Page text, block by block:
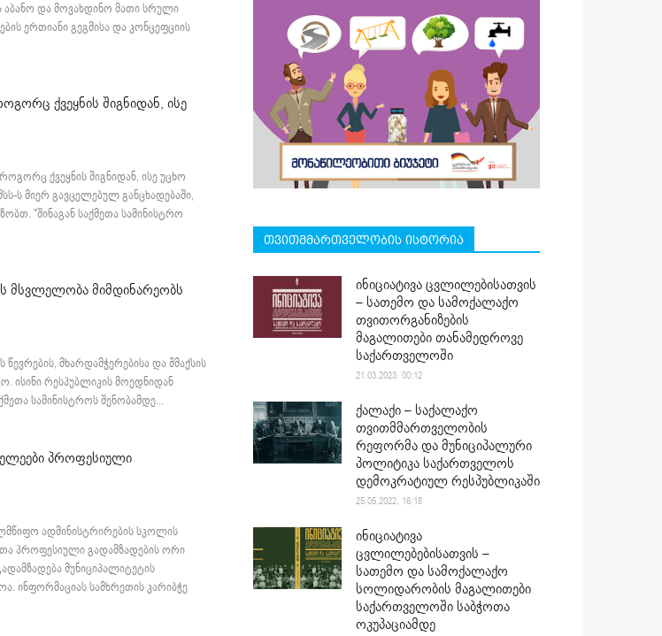
და მოვახდინო მათი სრული
ერთიანი გეგმისა და კონცეფციის
ქვეყნის შიგნიდან, ისე
ქვეყნის შიგნიდან, ისე უცხო
ს მიერ გავცელებულ განცხადებაში,
"შინაგან საქმეთა სამინისტრო
მსვლელობა მიმდინარეობს
მხარდამჭერებისა და შმაქსის
ისინი რესპუბლიკის მოედნიდან
სამინისტროს შენობამდე...
პროფესიული
ადმინისტრირების სკოლის
პროფესიული გადამზადების ორი
მუნიციპალიტეტის
ინფორმაციას სამხრეთის კარიბჭე
თვითმმართველობის ისტორია
ინიციატივა ცვლილებისათვის
– სათემო და სამოქალაქო
თვითორგანიზების
მაგალითები თანამედროვე
საქართველოში
21.03.2023. 00:12
ქალაქი – საქალაქო
თვითმმართველობის
რეფორმა და მუნიციპალური
პოლიტიკა საქართველოს
დემოკრატიულ რესპუბლიკაში
25.05.2022. 16:18
ინიციატივა
ცვლილებებისათვის –
სათემო და სამოქალაქო
სოლიდარობის მაგალითები
საქართველოში საბჭოთა
ოკუპაციამდე